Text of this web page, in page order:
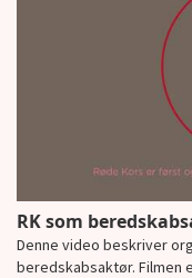
RK som
Denne video beskriver
beredskabsaktør. Filmen